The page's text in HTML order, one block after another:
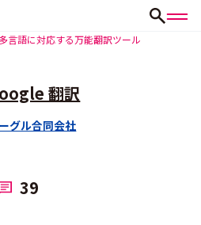
言語に対応する万能翻訳ツール
翻訳
グル合同会社
39